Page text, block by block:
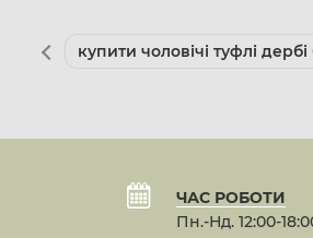
купити чоловічі туфлі
ЧАС РОБОТИ
Пн.-Нд. 12:00-